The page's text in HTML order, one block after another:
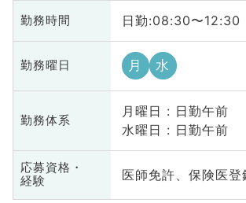
勤務時間 日勤:08:30〜12:30
勤務曜日 月 水
勤務体系
月曜日 : 日勤午前
水曜日 : 日勤午前
応募資格・
経験
医師免許、保険医登